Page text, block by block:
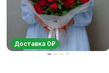
Доставка 0₽